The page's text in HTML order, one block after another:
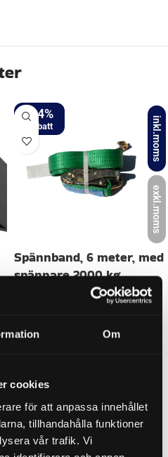
Om
cookies
för att anpassa innehållet
tillhandahålla funktioner
vår trafik. Vi
inkl.moms
exkl.moms
169 kr inkl. moms
129kr inkl. moms
LÄGG I VARUKORG